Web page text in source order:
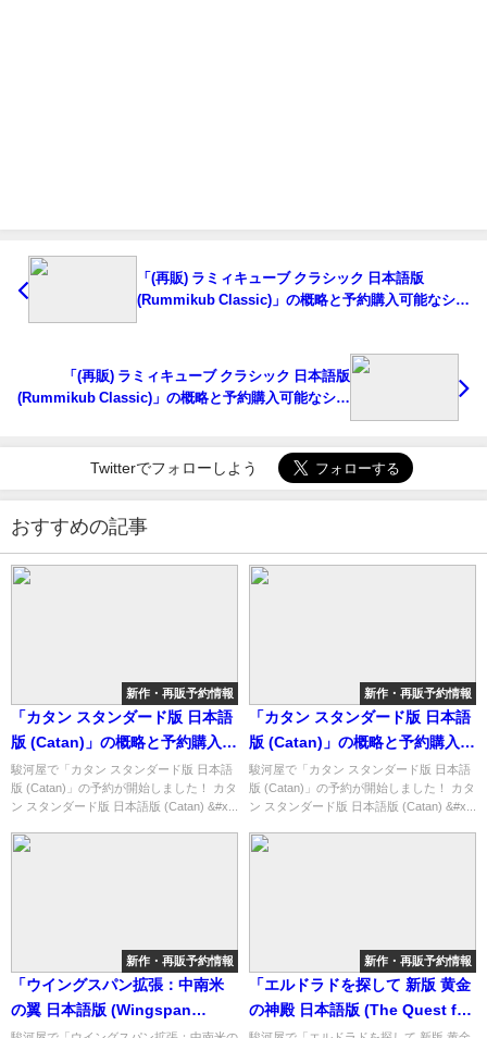
「(再販) ラミィキューブ クラシック 日本語版
(Rummikub Classic)」の概略と予約購入可能なショ
「(再販) ラミィキューブ クラシック 日本語版
(Rummikub Classic)」の概略と予約購入可能なショ
Twitterでフォローしよう
おすすめの記事
新作・再販予約情報
「カタン スタンダード版 日本語
版 (Catan)」の概略と予約購入可
能なショップ紹介！
駿河屋で「カタン スタンダード版 日本語
版 (Catan)」の予約が開始しました！ カタ
ン スタンダード版 日本語版 (Catan) &#x...
新作・再販予約情報
「カタン スタンダード版 日本語
版 (Catan)」の概略と予約購入可
能なショップ紹介！
駿河屋で「カタン スタンダード版 日本語
版 (Catan)」の予約が開始しました！ カタ
ン スタンダード版 日本語版 (Catan) &#x...
新作・再販予約情報
「ウイングスパン拡張：中南米
の翼 日本語版 (Wingspan
Americas Expansion)」の概略
新作・再販予約情報
「エルドラドを探して 新版 黄金
の神殿 日本語版 (The Quest for
El Dorado： The Golden